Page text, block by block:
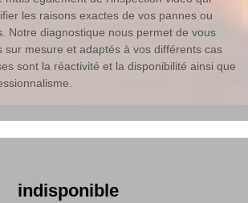
les raisons exactes de vos pannes ou
Notre diagnostique nous permet de vous
sur mesure et adaptés à vos différents cas
sont la réactivité et la disponibilité ainsi que
indisponible